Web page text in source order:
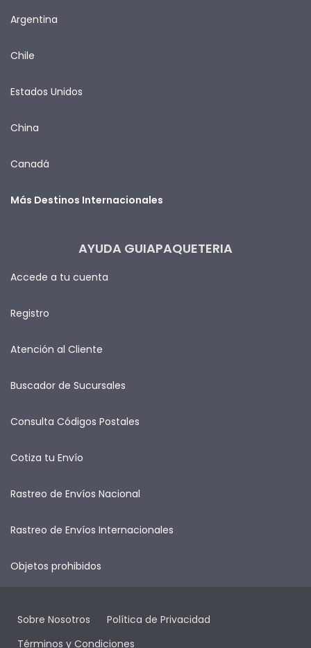
Argentina
Chile
Estados Unidos
China
Canadá
Más Destinos Internacionales
AYUDA GUIAPAQUETERIA
Accede a tu cuenta
Registro
Atención al Cliente
Buscador de Sucursales
Consulta Códigos Postales
Cotiza tu Envío
Rastreo de Envíos Nacional
Rastreo de Envíos Internacionales
Objetos prohibidos
Sobre Nosotros
Política de Privacidad
Términos y Condiciones